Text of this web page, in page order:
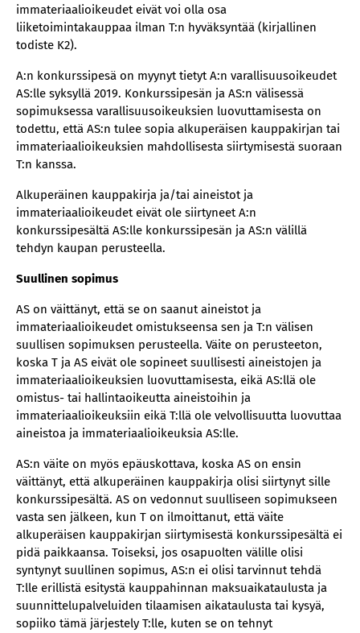
immateriaalioikeudet eivät voi olla osa
liiketoimintakauppaa ilman T:n hyväksyntää (kirjallinen
todiste K2).
A:n konkurssipesä on myynyt tietyt A:n varallisuusoikeudet
AS:lle syksyllä 2019. Konkurssipesän ja AS:n välisessä
sopimuksessa varallisuusoikeuksien luovuttamisesta on
todettu, että AS:n tulee sopia alkuperäisen kauppakirjan tai
immateriaalioikeuksien mahdollisesta siirtymisestä suoraan
T:n kanssa.
Alkuperäinen kauppakirja ja/tai aineistot ja
immateriaalioikeudet eivät ole siirtyneet A:n
konkurssipesältä AS:lle konkurssipesän ja AS:n välillä
tehdyn kaupan perusteella.
Suullinen sopimus
AS on väittänyt, että se on saanut aineistot ja
immateriaalioikeudet omistukseensa sen ja T:n välisen
suullisen sopimuksen perusteella. Väite on perusteeton,
koska T ja AS eivät ole sopineet suullisesti aineistojen ja
immateriaalioikeuksien luovuttamisesta, eikä AS:llä ole
omistus- tai hallintaoikeutta aineistoihin ja
immateriaalioikeuksiin eikä T:llä ole velvollisuutta luovuttaa
aineistoa ja immateriaalioikeuksia AS:lle.
AS:n väite on myös epäuskottava, koska AS on ensin
väittänyt, että alkuperäinen kauppakirja olisi siirtynyt sille
konkurssipesältä. AS on vedonnut suulliseen sopimukseen
vasta sen jälkeen, kun T on ilmoittanut, että väite
alkuperäisen kauppakirjan siirtymisestä konkurssipesältä ei
pidä paikkaansa. Toiseksi, jos osapuolten välille olisi
syntynyt suullinen sopimus, AS:n ei olisi tarvinnut tehdä
T:lle erillistä esitystä kauppahinnan maksuaikataulusta ja
suunnittelupalveluiden tilaamisen aikataulusta tai kysyä,
sopiiko tämä järjestely T:lle, kuten se on tehnyt